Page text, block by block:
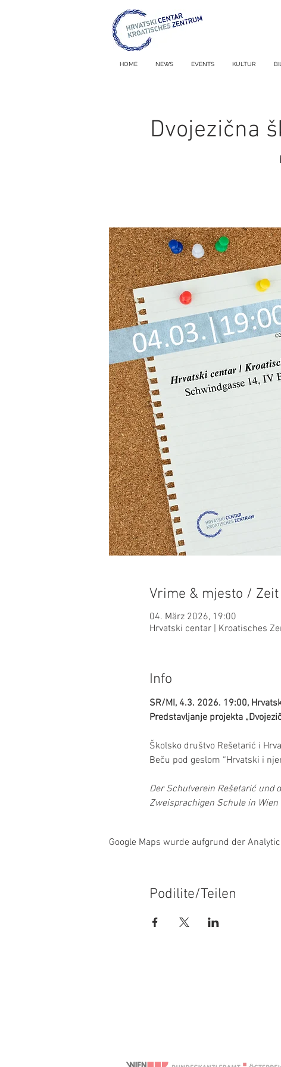
HOME NEWS EVENTS KULTUR
Dvojezična
Vrime & mjesto /
04. März 2026, 19:00
Hrvatski centar | Kroatisches
Info
SR/MI, 4.3. 2026. 19:00,
Predstavljanje projekta
Školsko društvo Rešetarić i
Beču pod geslom “Hrvatski i
Der Schulverein Rešetarić und
Zweisprachigen Schule in
Google Maps wurde aufgrund der
Podilite/Teilen